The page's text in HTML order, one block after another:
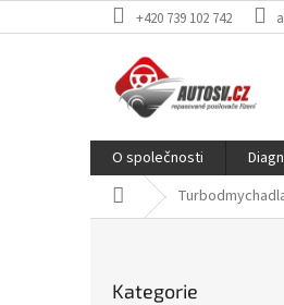
na
+420 739 102 742
O společnosti
Domů
kategorie
Kategorie